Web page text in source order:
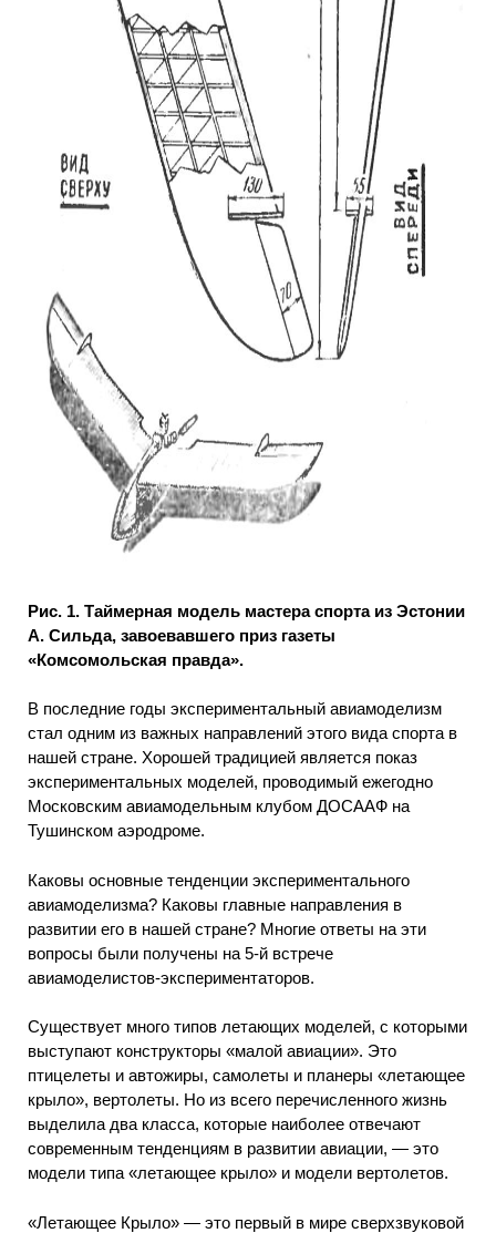
Рис. 1. Таймерная модель мастера спорта из Эстонии
А. Сильда, завоевавшего приз газеты
«Комсомольская правда».
В последние годы экспериментальный авиамоделизм
стал одним из важных направлений этого вида спорта в
нашей стране. Хорошей традицией является показ
экспериментальных моделей, проводимый ежегодно
Московским авиамодельным клубом ДОСААФ на
Тушинском аэродроме.
Каковы основные тенденции экспериментального
авиамоделизма? Каковы главные направления в
развитии его в нашей стране? Многие ответы на эти
вопросы были получены на 5-й встрече
авиамоделистов-экспериментаторов.
Существует много типов летающих моделей, с которыми
выступают конструкторы «малой авиации». Это
птицелеты и автожиры, самолеты и планеры «летающее
крыло», вертолеты. Но из всего перечисленного жизнь
выделила два класса, которые наиболее отвечают
современным тенденциям в развитии авиации, — это
модели типа «летающее крыло» и модели вертолетов.
«Летающее Крыло» — это первый в мире сверхзвуковой